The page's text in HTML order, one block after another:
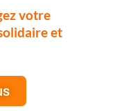
votre
et